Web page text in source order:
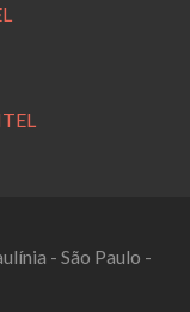
- São Paulo -